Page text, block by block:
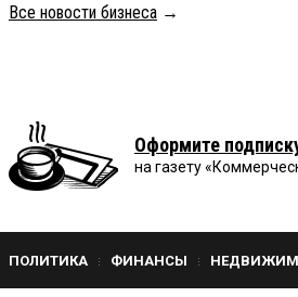
Все новости бизнеса →
Оформите
на газету
ПОЛИТИКА ФИНАНСЫ